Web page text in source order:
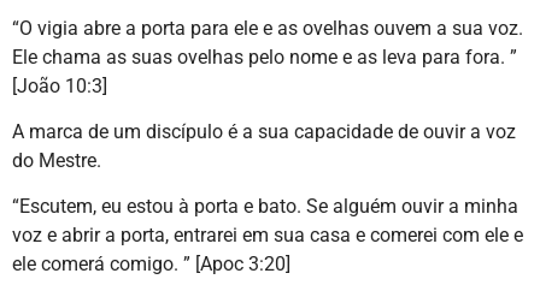
“O vigia abre a porta para ele e as ovelhas ouvem a sua voz.
Ele chama as suas ovelhas pelo nome e as leva para fora. ”
[João 10:3]
A marca de um discípulo é a sua capacidade de ouvir a voz
do Mestre.
“Escutem, eu estou à porta e bato. Se alguém ouvir a minha
voz e abrir a porta, entrarei em sua casa e comerei com ele e
ele comerá comigo. ” [Apoc 3:20]